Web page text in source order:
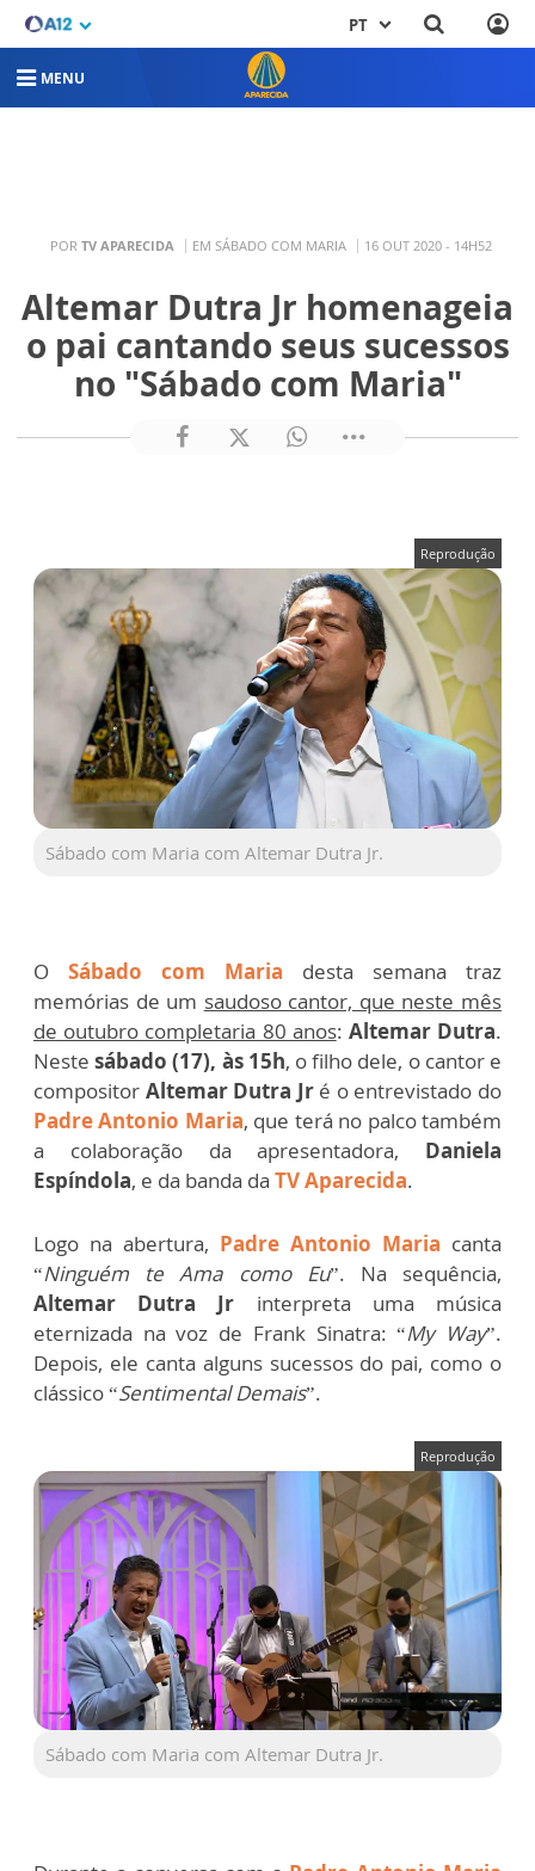
PT
MENU
POR TV APARECIDA EM SÁBADO COM MARIA 16 OUT 2020 - 14H52
Altemar Dutra Jr homenageia
o pai cantando seus sucessos
no "Sábado com Maria"
Reprodução
Sábado com Maria com Altemar Dutra Jr.
O Sábado com Maria desta semana traz
memórias de um saudoso cantor, que neste mês
de outubro completaria 80 anos: Altemar Dutra.
Nestesábado (17), às 15h, o filho dele, o cantor e
compositor Altemar Dutra Jr é o entrevistado do
Padre Antonio Maria, que terá no palco também
a colaboração da apresentadora, Daniela
Espíndola, e da banda da TV Aparecida.
Logo na abertura, Padre Antonio Maria canta
“Ninguém te Ama como Eu”. Na sequência,
Altemar Dutra Jr interpreta uma música
eternizada na voz de Frank Sinatra: “My Way”.
Depois, ele canta alguns sucessos do pai, como o
clássico “Sentimental Demais”.
Reprodução
Sábado com Maria com Altemar Dutra Jr.